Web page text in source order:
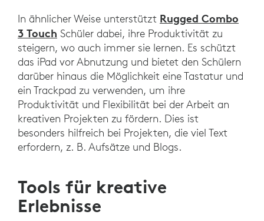
In ähnlicher Weise unterstützt Rugged Combo
3 Touch Schüler dabei, ihre Produktivität zu
steigern, wo auch immer sie lernen. Es schützt
das iPad vor Abnutzung und bietet den Schülern
darüber hinaus die Möglichkeit eine Tastatur und
ein Trackpad zu verwenden, um ihre
Produktivität und Flexibilität bei der Arbeit an
kreativen Projekten zu fördern. Dies ist
besonders hilfreich bei Projekten, die viel Text
erfordern, z. B. Aufsätze und Blogs.
Tools für kreative
Erlebnisse